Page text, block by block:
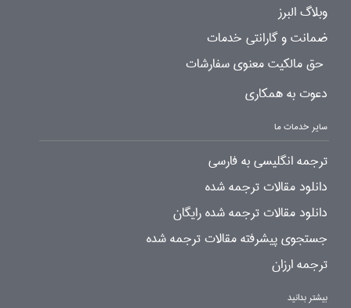
وبلاگ البرز
ضمانت و گارانتی خدمات
حق مالکیت معنوی سفارشات
دعوت به همکاری
سایر خدمات ما
ترجمه انگلیسی به فارسی
دانلود مقالات ترجمه شده
دانلود مقالات ترجمه شده رایگان
جستجوی پیشرفته مقالات ترجمه شده
ترجمه ارزان
بیشتر بدانید